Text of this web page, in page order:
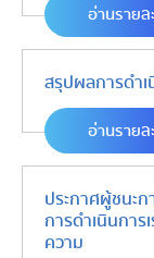
อ่านรายล
สรุปผลการดำ
อ่านรายล
ประกาศผู้ชนะก
การดำเนินกา
ความ